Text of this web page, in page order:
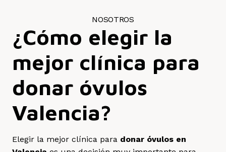
NOSOTROS
¿Cómo elegir la
mejor clínica para
donar óvulos
Valencia?
Elegir la mejor clínica para donar óvulos en